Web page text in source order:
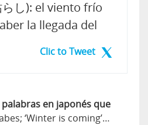
し): el viento frío
la llegada del
Clic to Tweet
en japonés que
‘Winter is coming’…